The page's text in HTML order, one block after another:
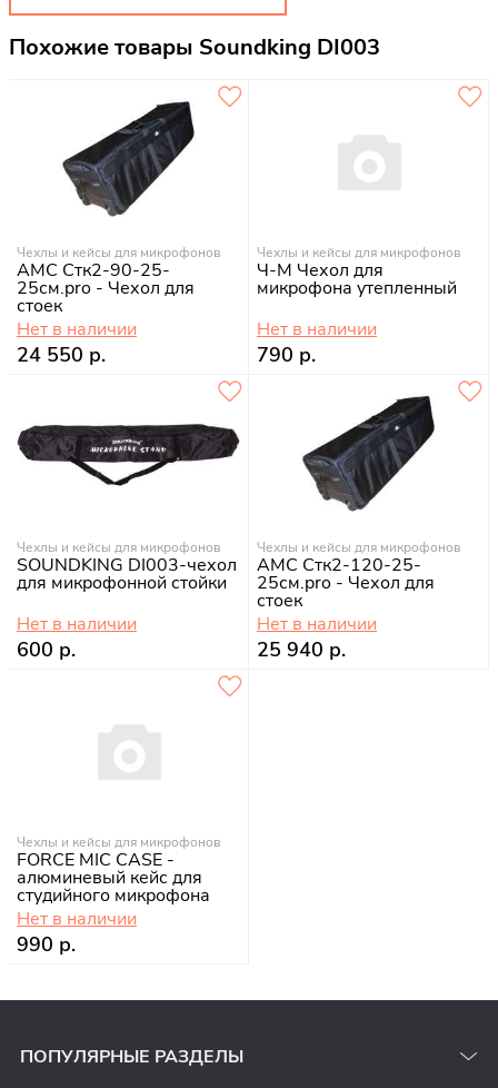
Похожие товары Soundking DI003
Чехлы и кейсы для микрофонов
АМС Стк2-90-25-
25см.pro - Чехол для
стоек
Нет в наличии
24 550 р.
Чехлы и кейсы для микрофонов
Ч-М Чехол для
микрофона утепленный
Нет в наличии
790 р.
Чехлы и кейсы для микрофонов
SOUNDKING DI003-чехол
для микрофонной стойки
Нет в наличии
600 р.
Чехлы и кейсы для микрофонов
АМС Стк2-120-25-
25см.pro - Чехол для
стоек
Нет в наличии
25 940 р.
Чехлы и кейсы для микрофонов
FORCE MIC CASE -
алюминевый кейс для
студийного микрофона
Нет в наличии
990 р.
ПОПУЛЯРНЫЕ РАЗДЕЛЫ